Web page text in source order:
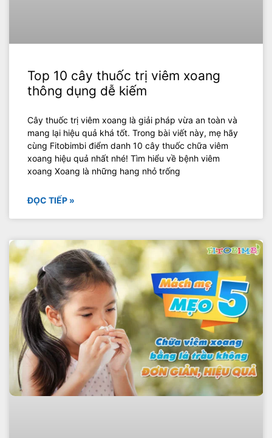
Top 10 cây thuốc trị viêm xoang
thông dụng dễ kiếm
Cây thuốc trị viêm xoang là giải pháp vừa an toàn và
mang lại hiệu quả khá tốt. Trong bài viết này, mẹ hãy
cùng Fitobimbi điểm danh 10 cây thuốc chữa viêm
xoang hiệu quả nhất nhé! Tìm hiểu về bệnh viêm
xoang Xoang là những hang nhỏ trống
ĐỌC TIẾP »